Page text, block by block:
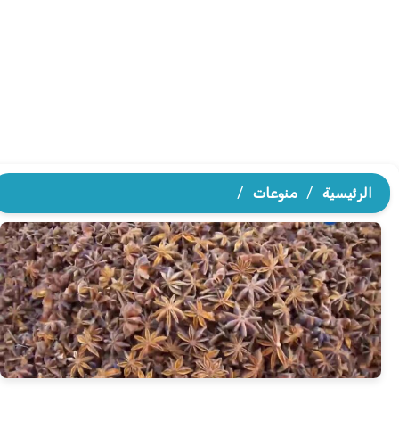
الرئيسية / منوعات /